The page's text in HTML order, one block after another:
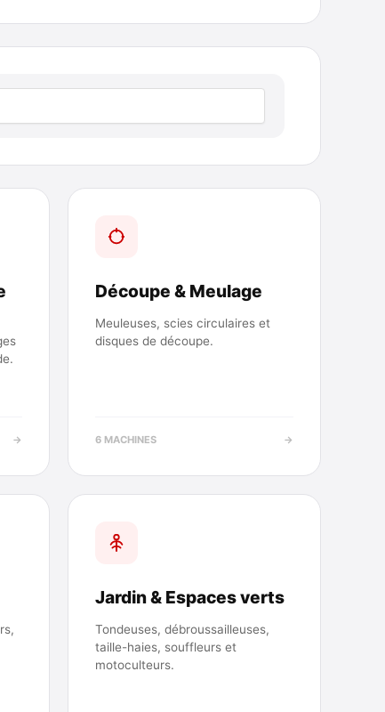
→
Découpe & Meulage
Meuleuses, scies circulaires et
disques de découpe.
6 MACHINES →
Jardin & Espaces verts
Tondeuses, débroussailleuses,
taille-haies, souffleurs et
motoculteurs.